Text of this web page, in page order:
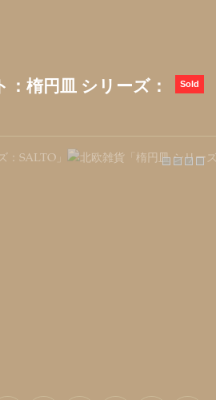
Sold
楕円皿 シリーズ：